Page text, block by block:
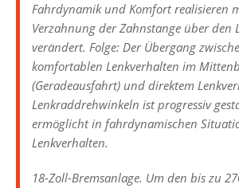
Fahrdynamik und Komfort realisieren
Verzahnung der Zahnstange über den
verändert. Folge: Der Übergang
komfortablen Lenkverhalten im
(Geradeausfahrt) und direktem
Lenkraddrehwinkeln ist progressiv
ermöglicht in fahrdynamischen
Lenkverhalten.
18-Zoll-Bremsanlage. Um den bis zu